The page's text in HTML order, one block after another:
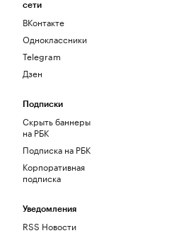
сети
ВКонтакте
Одноклассники
Telegram
Дзен
Подписки
Скрыть баннеры
на РБК
Подписка на РБК
Корпоративная
подписка
Уведомления
RSS Новости